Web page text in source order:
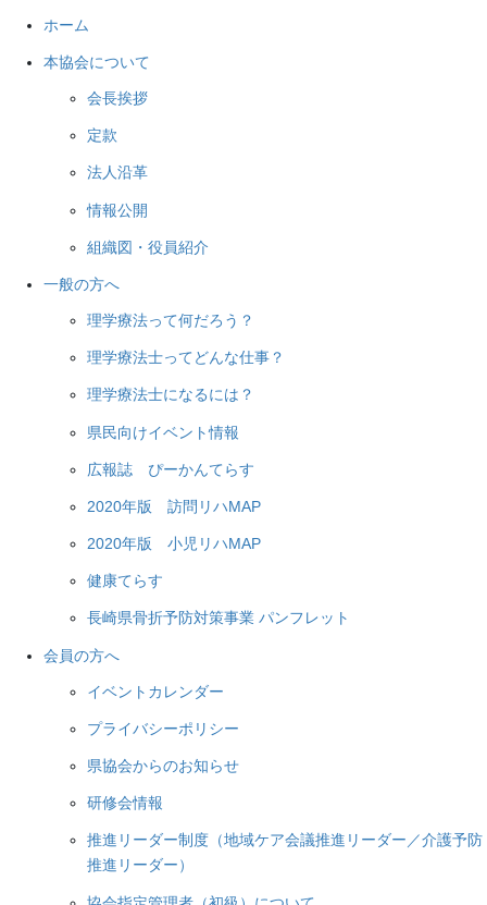
ホーム
本協会について
会長挨拶
定款
法人沿革
情報公開
組織図・役員紹介
一般の方へ
理学療法って何だろう？
理学療法士ってどんな仕事？
理学療法士になるには？
県民向けイベント情報
広報誌 ぴーかんてらす
2020年版 訪問リハMAP
2020年版 小児リハMAP
健康てらす
長崎県骨折予防対策事業 パンフレット
会員の方へ
イベントカレンダー
プライバシーポリシー
県協会からのお知らせ
研修会情報
推進リーダー制度（地域ケア会議推進リーダー／介護予防
推進リーダー）